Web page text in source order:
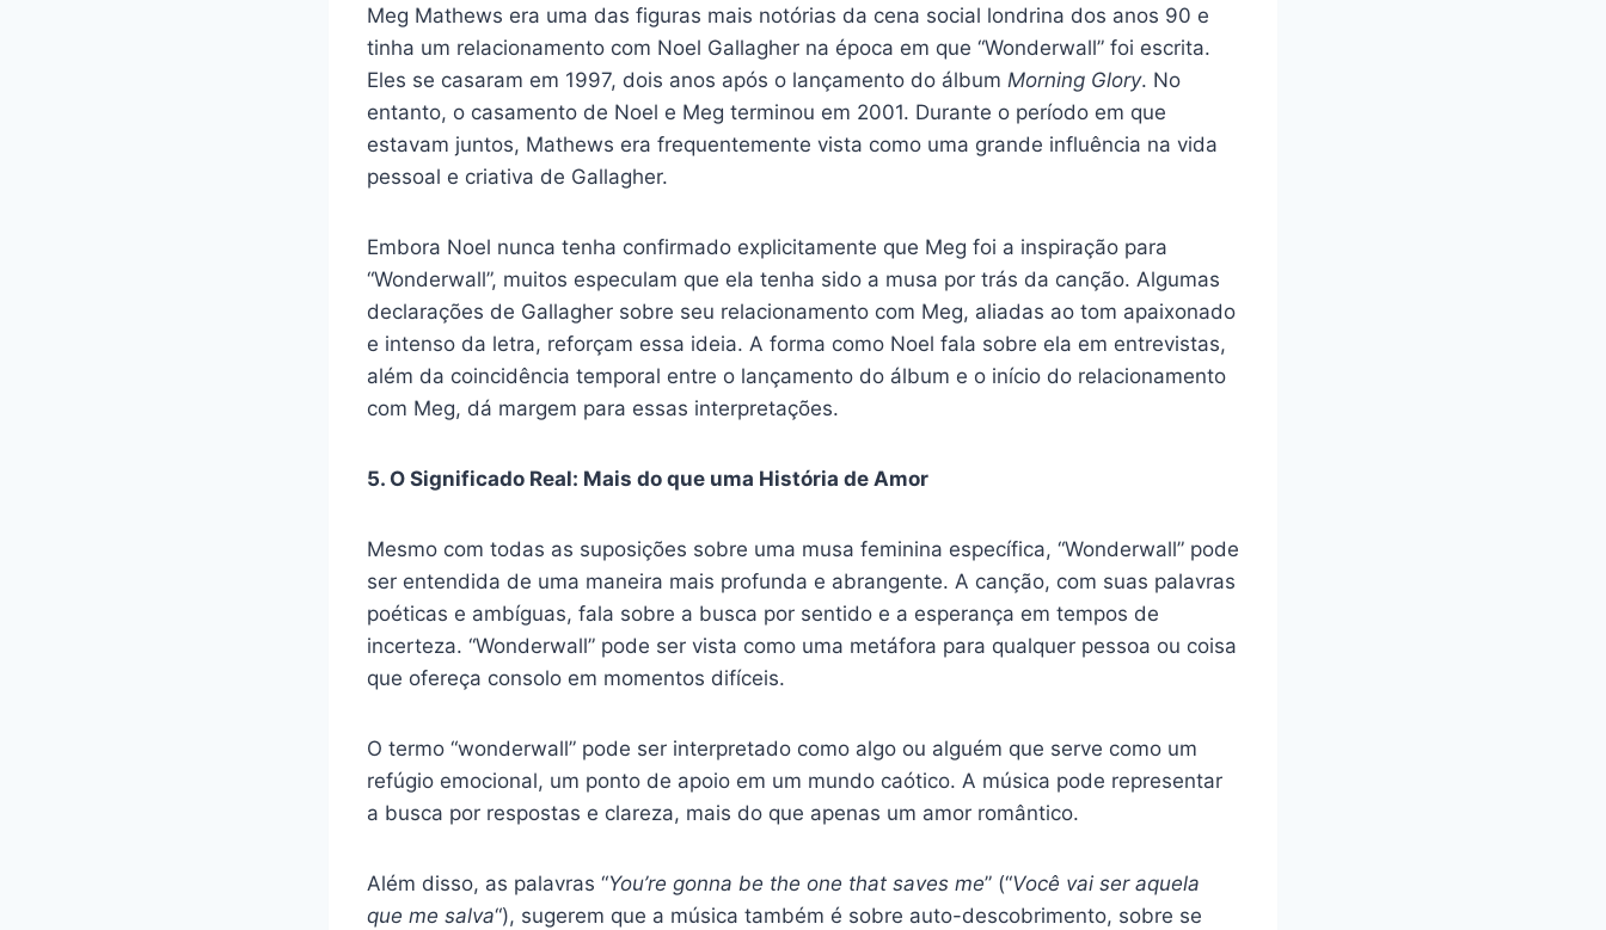
Meg Mathews era uma das figuras mais notórias da cena social londrina dos anos 90 e
tinha um relacionamento com Noel Gallagher na época em que “Wonderwall” foi escrita.
Eles se casaram em 1997, dois anos após o lançamento do álbum Morning Glory. No
entanto, o casamento de Noel e Meg terminou em 2001. Durante o período em que
estavam juntos, Mathews era frequentemente vista como uma grande influência na vida
pessoal e criativa de Gallagher.
Embora Noel nunca tenha confirmado explicitamente que Meg foi a inspiração para
“Wonderwall”, muitos especulam que ela tenha sido a musa por trás da canção. Algumas
declarações de Gallagher sobre seu relacionamento com Meg, aliadas ao tom apaixonado
e intenso da letra, reforçam essa ideia. A forma como Noel fala sobre ela em entrevistas,
além da coincidência temporal entre o lançamento do álbum e o início do relacionamento
com Meg, dá margem para essas interpretações.
5. O Significado Real: Mais do que uma História de Amor
Mesmo com todas as suposições sobre uma musa feminina específica, “Wonderwall” pode
ser entendida de uma maneira mais profunda e abrangente. A canção, com suas palavras
poéticas e ambíguas, fala sobre a busca por sentido e a esperança em tempos de
incerteza. “Wonderwall” pode ser vista como uma metáfora para qualquer pessoa ou coisa
que ofereça consolo em momentos difíceis.
O termo “wonderwall” pode ser interpretado como algo ou alguém que serve como um
refúgio emocional, um ponto de apoio em um mundo caótico. A música pode representar
a busca por respostas e clareza, mais do que apenas um amor romântico.
Além disso, as palavras “You’re gonna be the one that saves me” (“Você vai ser aquela
que me salva“), sugerem que a música também é sobre auto-descobrimento, sobre se